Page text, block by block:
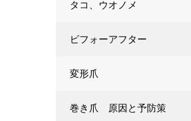
タコ、ウオノメ
ビフォーアフター
変形爪
巻き爪 原因と予防策